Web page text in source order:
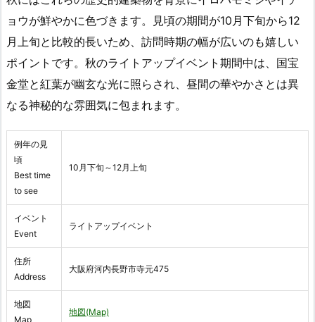
ョウが鮮やかに色づきます。見頃の期間が10月下旬から12
月上旬と比較的長いため、訪問時期の幅が広いのも嬉しい
ポイントです。秋のライトアップイベント期間中は、国宝
金堂と紅葉が幽玄な光に照らされ、昼間の華やかさとは異
なる神秘的な雰囲気に包まれます。
例年の見
頃
Best time
to see
10月下旬～12月上旬
イベント
Event
ライトアップイベント
住所
Address
大阪府河内長野市寺元475
地図
Map
地図(Map)